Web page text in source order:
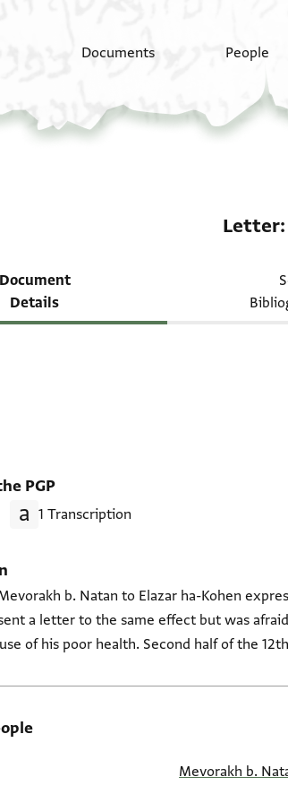
Documents People
Letter
Document
Details
PGP
1 Transcription
b. Natan to Elazar ha-Kohen
a letter to the same effect but was
of his poor health. Second half of the
Mevorakh b.